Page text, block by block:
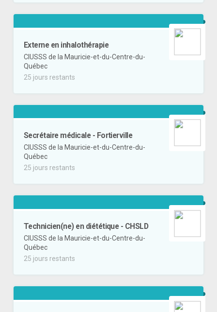
Externe en inhalothérapie
CIUSSS de la Mauricie-et-du-Centre-du-
Québec
25 jours restants
Secrétaire médicale - Fortierville
CIUSSS de la Mauricie-et-du-Centre-du-
Québec
25 jours restants
Technicien(ne) en diététique - CHSLD
CIUSSS de la Mauricie-et-du-Centre-du-
Québec
25 jours restants